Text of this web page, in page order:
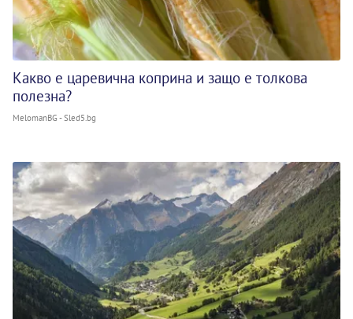
Какво е царевична коприна и защо е толкова
полезна?
MelomanBG - Sled5.bg